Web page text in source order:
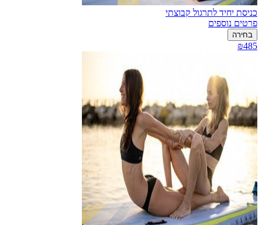
כניסת יחיד לתרגול קבוצתי
פרטים נוספים
בחירה
₪485